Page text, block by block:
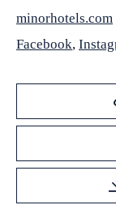
minorhotels.com
Facebook,